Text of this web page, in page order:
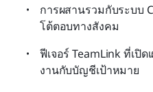
การผสานรวมกับระบบ
โต้ตอบทางสังคม
ฟีเจอร์ TeamLink ที่เปิ
งานกับบัญชีเป้าหมาย